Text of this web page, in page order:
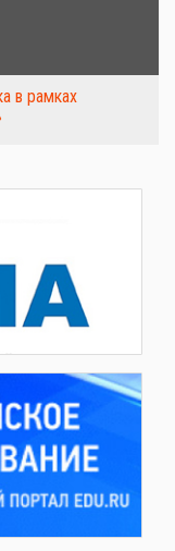
в рамках